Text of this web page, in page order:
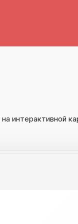
на интерактивной